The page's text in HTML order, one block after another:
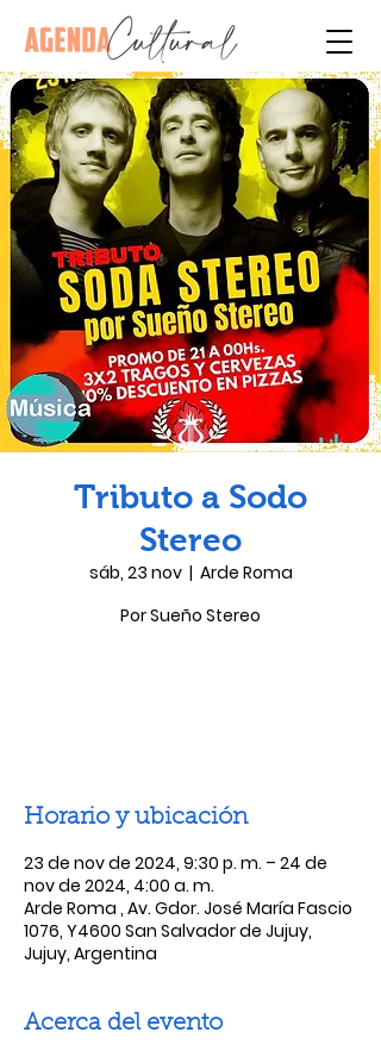
Tributo a Sodo
Stereo
sáb, 23 nov
  |
Arde Roma
Por Sueño Stereo
Horario y ubicación
23 de nov de 2024, 9:30 p. m. – 24 de
nov de 2024, 4:00 a. m.
Arde Roma , Av. Gdor. José María Fascio
1076, Y4600 San Salvador de Jujuy,
Jujuy, Argentina
Acerca del evento